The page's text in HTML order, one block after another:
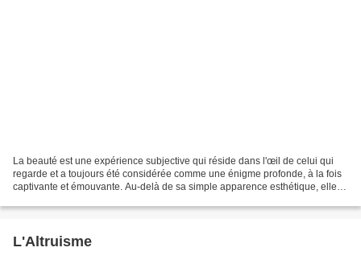
La beauté est une expérience subjective qui réside dans l'œil de celui qui
regarde et a toujours été considérée comme une énigme profonde, à la fois
captivante et émouvante. Au-delà de sa simple apparence esthétique, elle
L'Altruisme